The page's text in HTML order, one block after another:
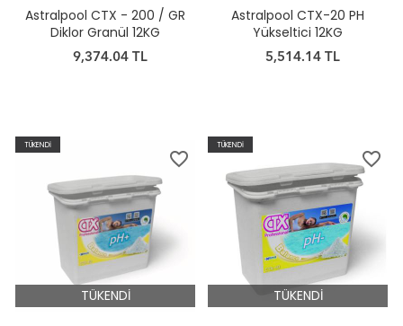
Astralpool CTX - 200 / GR
Diklor Granül 12KG
9,374.04 TL
Astralpool CTX-20 PH
Yükseltici 12KG
5,514.14 TL
TÜKENDİ
favorite_border
TÜKENDİ
TÜKENDİ
favorite_border
TÜKENDİ